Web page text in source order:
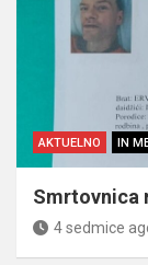
AKTUELNO IN
Smrtovnica
4 sedmice